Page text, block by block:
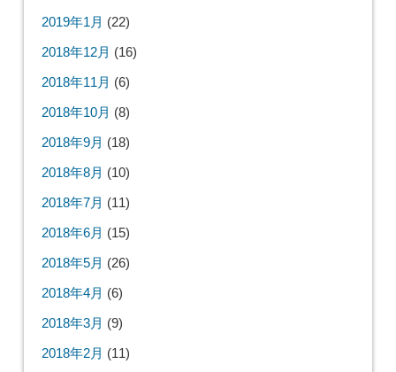
2019年1月 (22)
2018年12月 (16)
2018年11月 (6)
2018年10月 (8)
2018年9月 (18)
2018年8月 (10)
2018年7月 (11)
2018年6月 (15)
2018年5月 (26)
2018年4月 (6)
2018年3月 (9)
2018年2月 (11)